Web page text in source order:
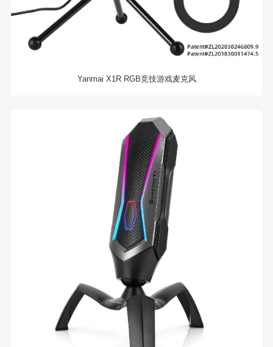
Yanmai X1R RGB竞技游戏麦克风